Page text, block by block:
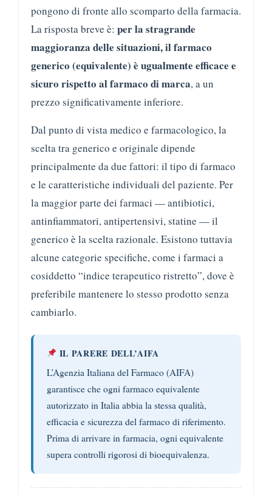
pongono di fronte allo scomparto della farmacia.
La risposta breve è: per la stragrande
maggioranza delle situazioni, il farmaco
generico (equivalente) è ugualmente efficace e
sicuro rispetto al farmaco di marca, a un
prezzo significativamente inferiore.
Dal punto di vista medico e farmacologico, la
scelta tra generico e originale dipende
principalmente da due fattori: il tipo di farmaco
e le caratteristiche individuali del paziente. Per
la maggior parte dei farmaci — antibiotici,
antinfiammatori, antipertensivi, statine — il
generico è la scelta razionale. Esistono tuttavia
alcune categorie specifiche, come i farmaci a
cosiddetto “indice terapeutico ristretto”, dove è
preferibile mantenere lo stesso prodotto senza
cambiarlo.
IL PARERE DELL’AIFA
L’Agenzia Italiana del Farmaco (AIFA)
garantisce che ogni farmaco equivalente
autorizzato in Italia abbia la stessa qualità,
efficacia e sicurezza del farmaco di riferimento.
Prima di arrivare in farmacia, ogni equivalente
supera controlli rigorosi di bioequivalenza.